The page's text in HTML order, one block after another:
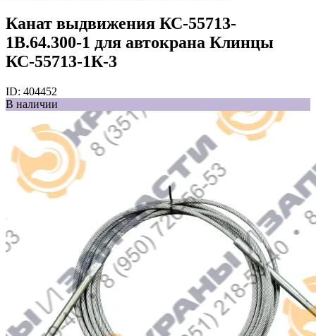
Канат выдвижения КС-55713-
1В.64.300-1 для автокрана Клинцы
КС-55713-1К-3
ID: 404452
В наличии